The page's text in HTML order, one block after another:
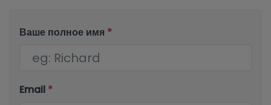
Ваше полное имя *
Email *